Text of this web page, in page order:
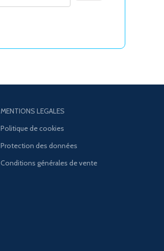
MENTIONS LEGALES
Politique de cookies
Protection des données
Conditions générales de vente